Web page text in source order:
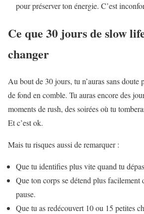
pour préserver ton énergie. C’est
Ce que 30 jours de slow
changer
Au bout de 30 jours, tu n’auras sans doute
de fond en comble. Tu auras encore des
moments de rush, des soirées où tu
Et c’est ok.
Mais tu risques aussi de remarquer :
Que tu identifies plus vite quand tu
Que ton corps se détend plus facilement
pause.
Que tu as redécouvert 10 ou 15 petites